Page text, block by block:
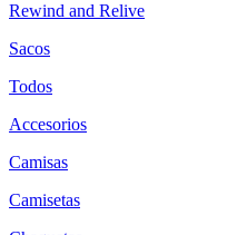
Rewind and Relive
Sacos
Todos
Accesorios
Camisas
Camisetas